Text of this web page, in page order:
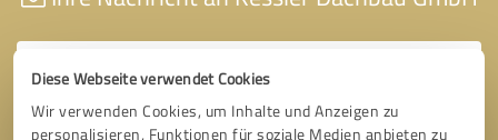
Diese Webseite verwendet Cookies
Wir verwenden Cookies, um Inhalte und Anzeigen zu
personalisieren, Funktionen für soziale Medien anbieten zu